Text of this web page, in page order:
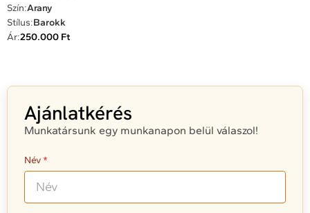
Szín:Arany
Stílus:Barokk
Ár:250.000 Ft
Ajánlatkérés
Munkatársunk egy munkanapon belül válaszol!
Név